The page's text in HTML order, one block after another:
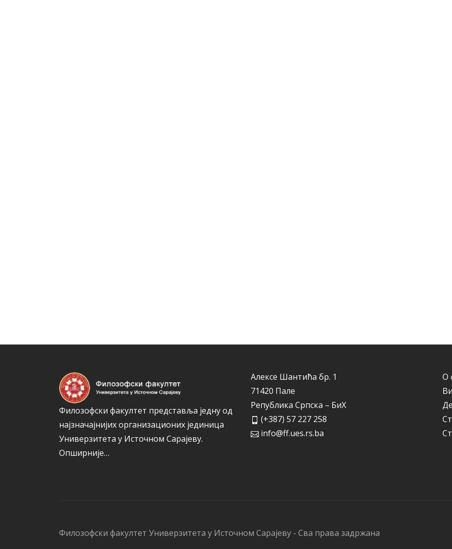
Филозофски факултет представља једну од
најзначајнијих организационих јединица
Универзитета у Источном Сарајеву.
Опширније…
Алексе Шантића бр. 1
71420 Пале
Република Српска – БиХ
(+387) 57 227 258
info@ff.ues.rs.ba
О
Филозофски факултет Универзитета у Источном Сарајеву - Сва права задржана